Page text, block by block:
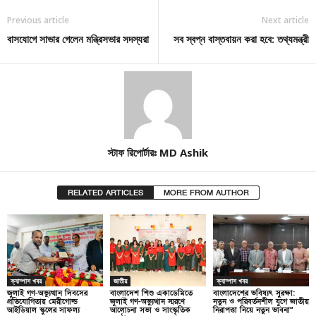
Previous article
বাসযোগে সাভার গেলেন মন্ত্রিসভার সদস্যরা
Next article
সব স্বপ্ন বাস্তবায়ন করা হবে: তথ্যমন্ত্রী
স্টাফ রিপোর্টারঃ MD Ashik
RELATED ARTICLES MORE FROM AUTHOR
ক্যাম্পাস খবর
জুলাই গণ-অভ্যুত্থান দিবসের
প্রতিযোগিতায় মেরীগোল্ড
আইডিয়াল স্কুলের সাফল্য
জাতীয়
বাংলাদেশ শিশু একাডেমিতে
জুলাই গণ-অভ্যুত্থান স্মরণে
আলোচনা সভা ও সাংস্কৃতিক
ক্যাম্পাস খবর
বাংলাদেশের ভবিষ্যৎ সুরক্ষা:
নতুন ও পরিবর্তনশীল যুগে জাতীয়
নিরাপত্তা নিয়ে নতুন ভাবনা”